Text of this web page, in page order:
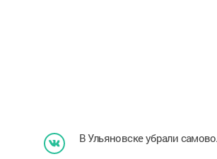
В Ульяновске убрали